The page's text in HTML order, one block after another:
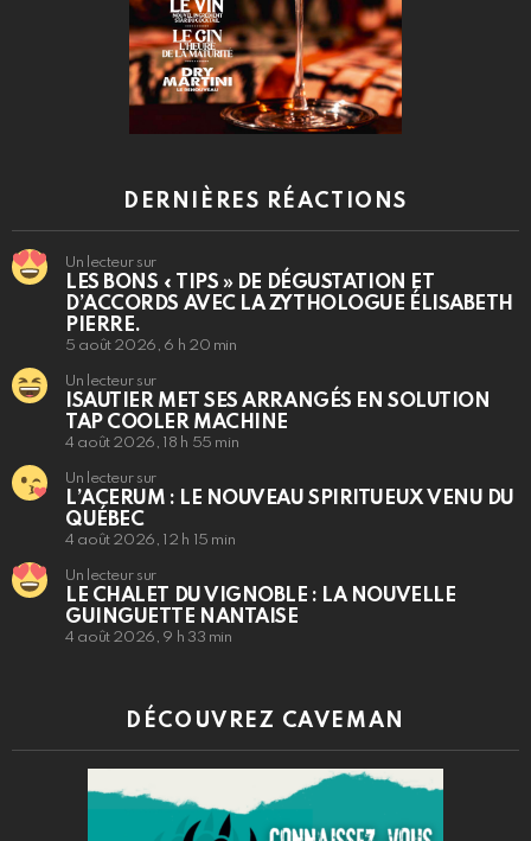
DERNIÈRES RÉACTIONS
Un lecteur sur
LES BONS « TIPS » DE DÉGUSTATION ET
D’ACCORDS AVEC LA ZYTHOLOGUE ÉLISABETH
PIERRE.
5 août 2026, 6 h 20 min
Un lecteur sur
ISAUTIER MET SES ARRANGÉS EN SOLUTION
TAP COOLER MACHINE
4 août 2026, 18 h 55 min
Un lecteur sur
L’ACERUM : LE NOUVEAU SPIRITUEUX VENU DU
QUÉBEC
4 août 2026, 12 h 15 min
Un lecteur sur
LE CHALET DU VIGNOBLE : LA NOUVELLE
GUINGUETTE NANTAISE
4 août 2026, 9 h 33 min
DÉCOUVREZ CAVEMAN